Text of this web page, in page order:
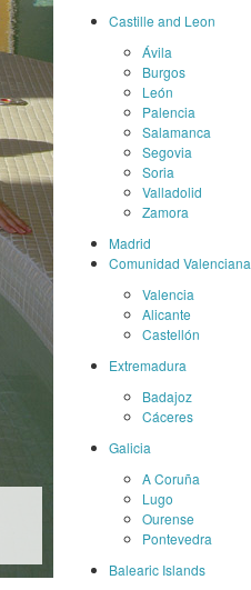
Castille and Leon
Ávila
Burgos
León
Palencia
Salamanca
Segovia
Soria
Valladolid
Zamora
Madrid
Comunidad Valenciana
Valencia
Alicante
Castellón
Extremadura
Badajoz
Cáceres
Galicia
A Coruña
Lugo
Ourense
Pontevedra
Balearic Islands